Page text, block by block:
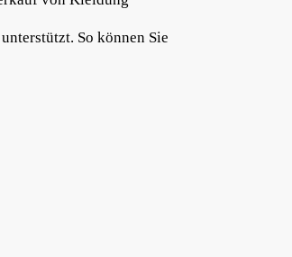
So können Sie